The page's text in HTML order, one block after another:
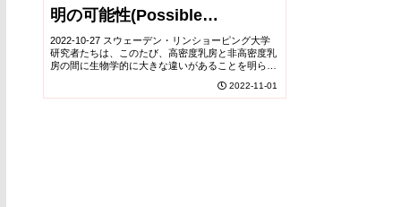
明の可能性(Possible
biological explanation for
increased cancer risk in
2022-10-27 スウェーデン・リンショーピング大学
研究者たちは、このたび、高密度乳房と非高密度乳
房の間に生物学的に大きな違いがあることを明らか
成長を促進することを示唆している。マンモグラ
2022-11-01